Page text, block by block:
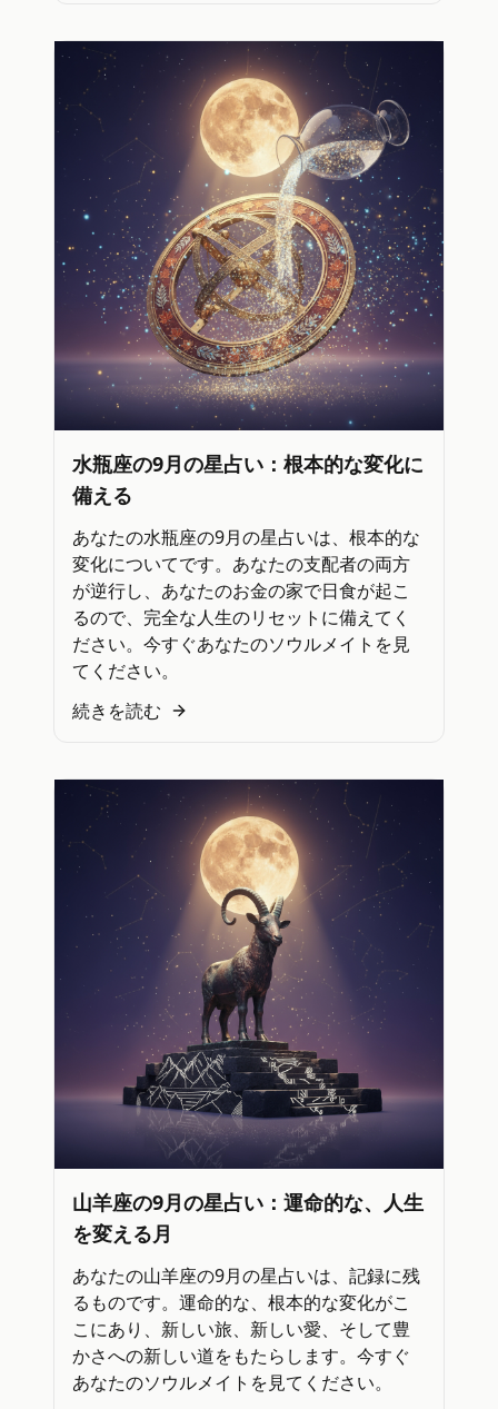
水瓶座の9月の星占い：根本的な変化に
備える
あなたの水瓶座の9月の星占いは、根本的な
変化についてです。あなたの支配者の両方
が逆行し、あなたのお金の家で日食が起こ
るので、完全な人生のリセットに備えてく
ださい。今すぐあなたのソウルメイトを見
てください。
続きを読む
山羊座の9月の星占い：運命的な、人生
を変える月
あなたの山羊座の9月の星占いは、記録に残
るものです。運命的な、根本的な変化がこ
こにあり、新しい旅、新しい愛、そして豊
かさへの新しい道をもたらします。今すぐ
あなたのソウルメイトを見てください。